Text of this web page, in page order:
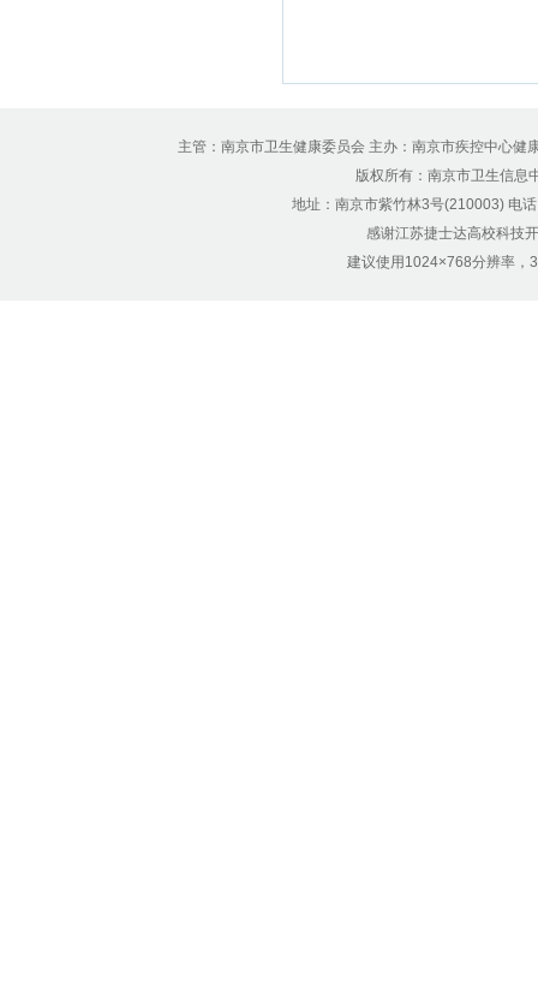
主管：南京市卫生健康委员会 主办：南京市疾控中心
版权所有：南京市卫生信
地址：南京市紫竹林3号(210003) 电
感谢江苏捷士达高校科技
建议使用1024×768分辨率，